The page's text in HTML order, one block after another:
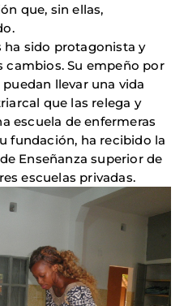
que, sin ellas,
ha sido protagonista y
cambios. Su empeño por
llevar una vida
que las relega y
escuela de enfermeras
fundación, ha recibido la
Enseñanza superior de
escuelas privadas.